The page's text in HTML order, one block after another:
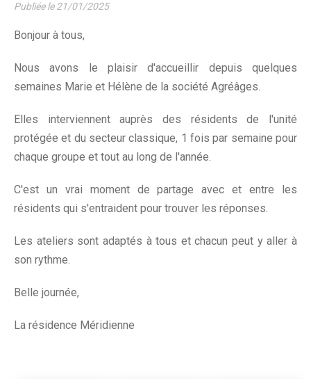
Publiée le21/01/2025
Bonjour à tous,
Nous avons le plaisir d'accueillir depuis quelques
semaines Marie et Hélène de la société Agréâges.
Elles interviennent auprès des résidents de l'unité
protégée et du secteur classique, 1 fois par semaine pour
chaque groupe et tout au long de l'année.
C'est un vrai moment de partage avec et entre les
résidents qui s'entraident pour trouver les réponses.
Les ateliers sont adaptés à tous et chacun peut y aller à
son rythme.
Belle journée,
La résidence Méridienne